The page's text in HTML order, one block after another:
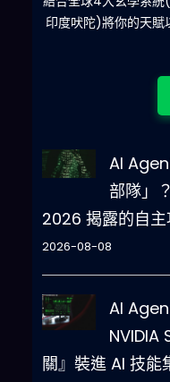
印度吠陀)將你的天賦
AI
部隊」
2026 揭露的自
2026-08-08
AI
NVIDIA
關』裝進 AI 技能